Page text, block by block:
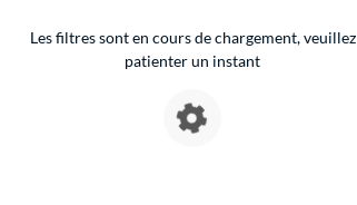
Les filtres sont en cours de chargement, veuillez
patienter un instant